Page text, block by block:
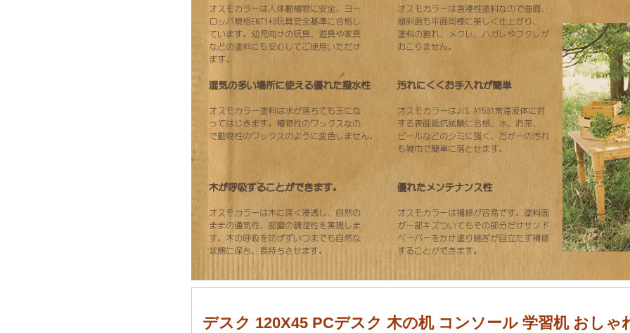
デスク 120X45 PCデスク 木の机 コンソール 学習机 おしゃ